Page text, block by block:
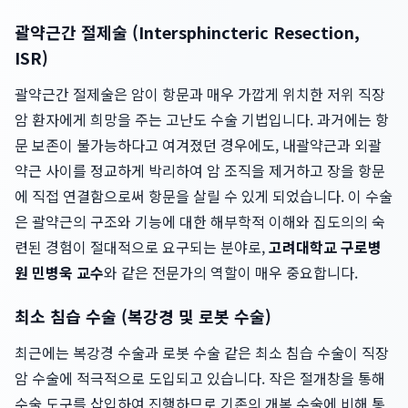
괄약근간 절제술 (Intersphincteric Resection,
ISR)
괄약근간 절제술은 암이 항문과 매우 가깝게 위치한 저위 직장
암 환자에게 희망을 주는 고난도 수술 기법입니다. 과거에는 항
문 보존이 불가능하다고 여겨졌던 경우에도, 내괄약근과 외괄
약근 사이를 정교하게 박리하여 암 조직을 제거하고 장을 항문
에 직접 연결함으로써 항문을 살릴 수 있게 되었습니다. 이 수술
은 괄약근의 구조와 기능에 대한 해부학적 이해와 집도의의 숙
련된 경험이 절대적으로 요구되는 분야로,고려대학교 구로병
원 민병욱 교수와 같은 전문가의 역할이 매우 중요합니다.
최소 침습 수술 (복강경 및 로봇 수술)
최근에는 복강경 수술과 로봇 수술 같은 최소 침습 수술이 직장
암 수술에 적극적으로 도입되고 있습니다. 작은 절개창을 통해
수술 도구를 삽입하여 진행하므로 기존의 개복 수술에 비해 통